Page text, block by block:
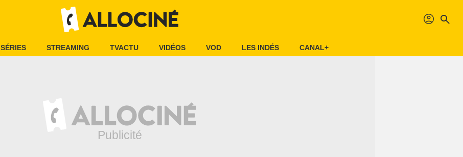
profil search
SÉRIES STREAMING TVACTU VIDÉOS VOD LES INDÉS CANAL+